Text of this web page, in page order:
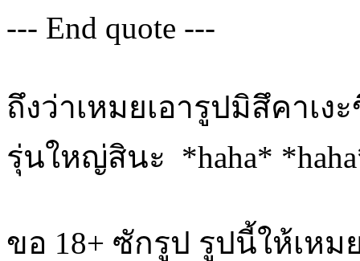
--- End quote ---
ถึงว่าเหมยเอารูปมิสึคาเ
รุ่นใหญ่สินะ *haha*
ขอ 18+ ซักรูป รูปนี้ให้เห